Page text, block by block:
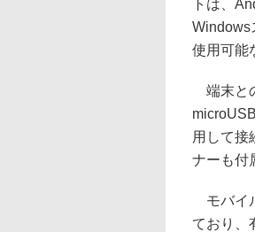
トは、
Windows
使用可能
端末と
用して接
ナーも付
モバイ
ており、